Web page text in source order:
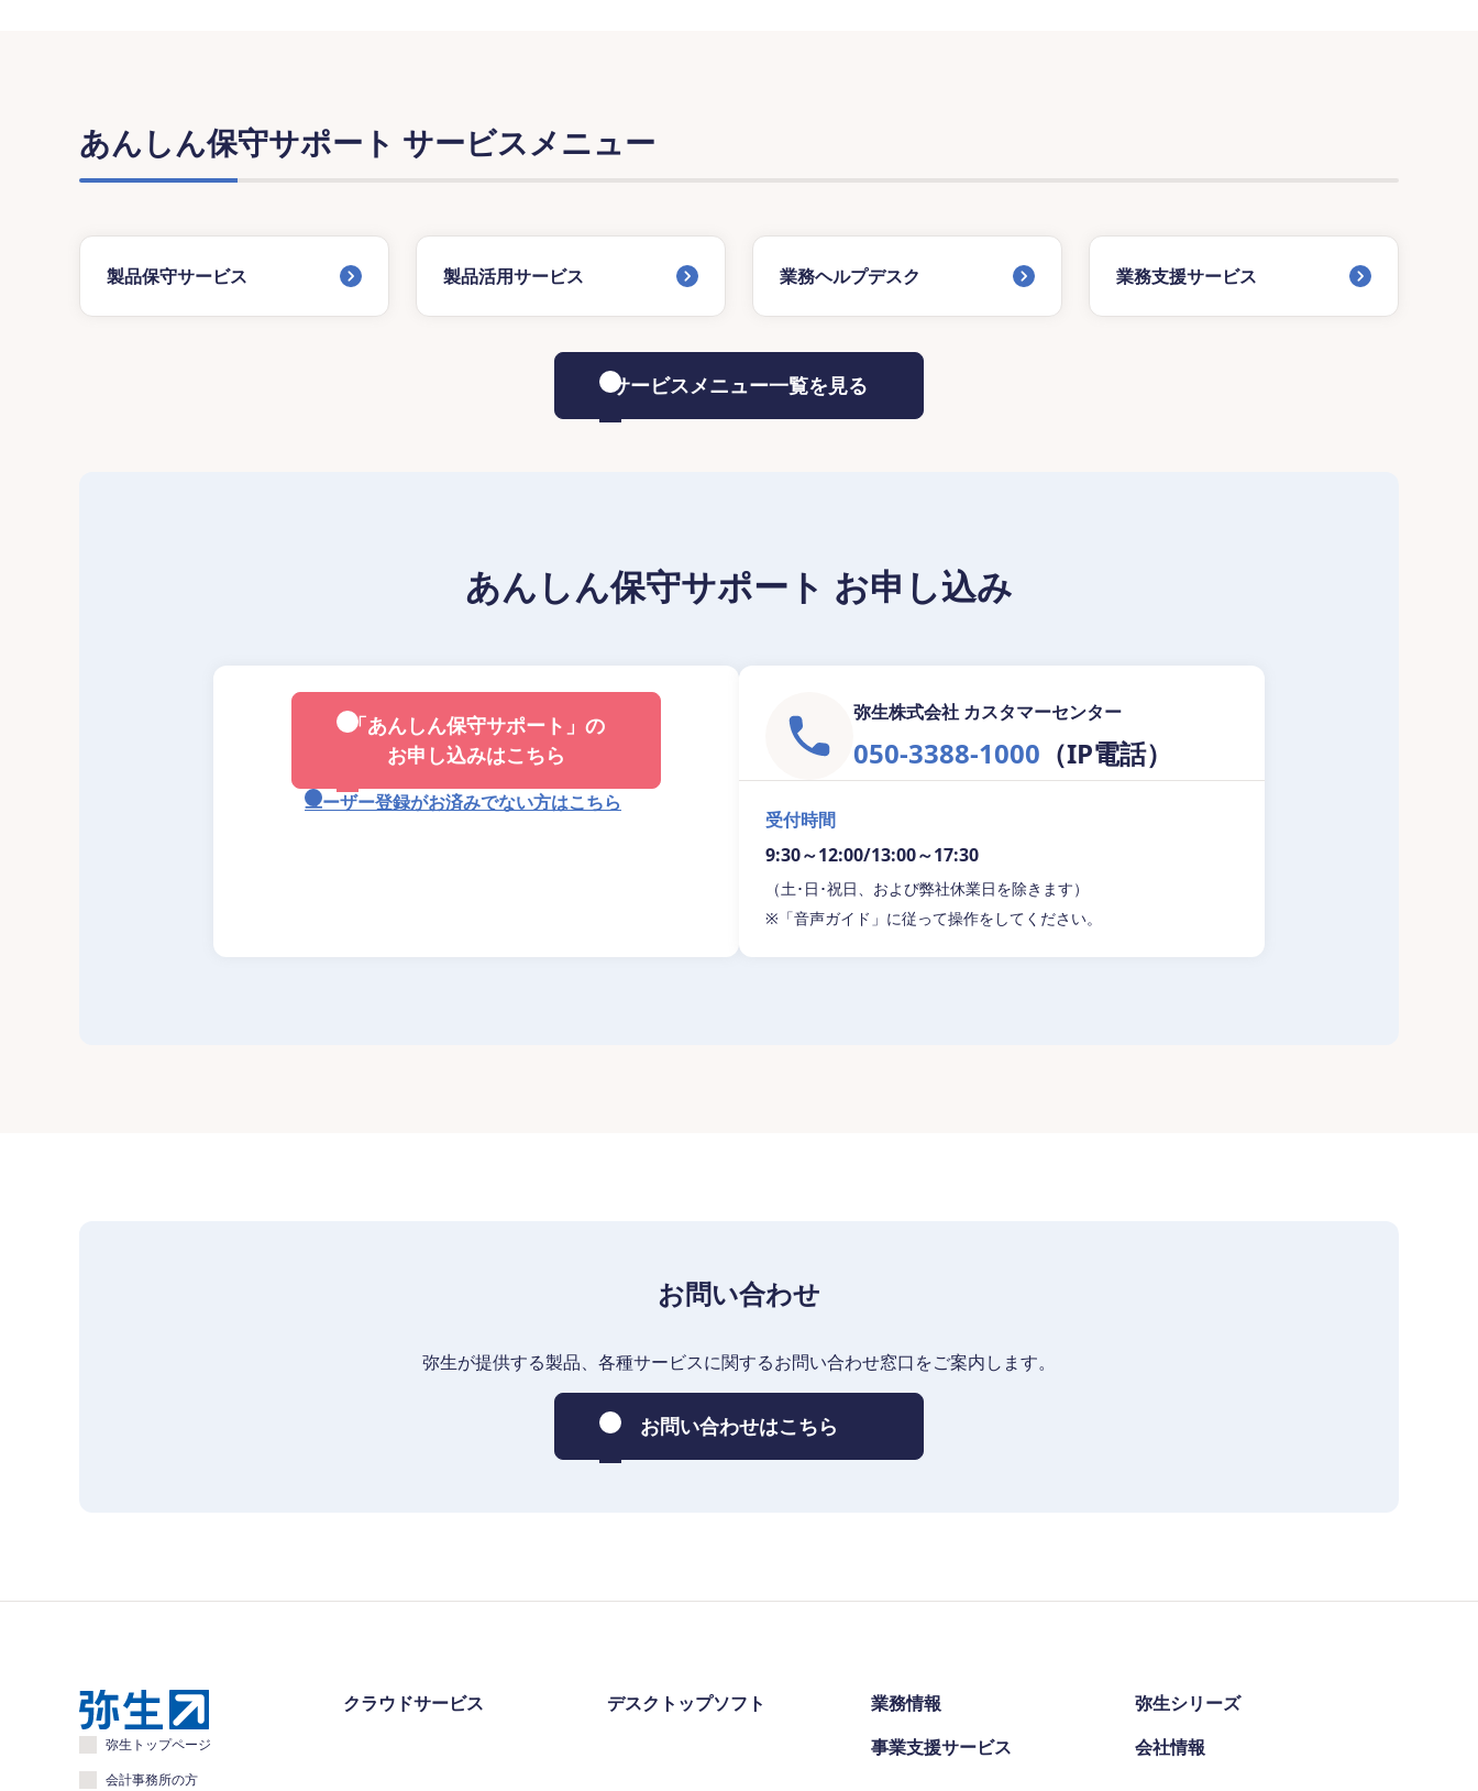
あんしん保守サポート サービスメニュー
製品保守サービス 製品活用サービス 業務ヘルプデスク 業務支援サービス
サービスメニュー一覧を見る
あんしん保守サポート お申し込み
「あんしん保守サポート」の
お申し込みはこちら
ユーザー登録がお済みでない方はこちら
弥生株式会社 カスタマーセンター
050-3388-1000 （IP電話）
受付時間
9:30～12:00/13:00～17:30
（土･日･祝日、および弊社休業日を除きます）
※「音声ガイド」に従って操作をしてください。
お問い合わせ
弥生が提供する製品、各種サービスに関するお問い合わせ窓口をご案内します。
お問い合わせはこちら
弥生トップページ
会計事務所の方
クラウドサービス デスクトップソフト
業務情報
事業支援サービス
弥生シリーズ
会社情報